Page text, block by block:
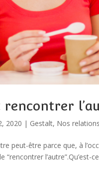
rencontrer
2020 | Gestalt, Nos
peut-être parce que, à
“rencontrer